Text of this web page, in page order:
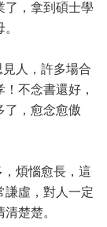
了，拿到碩士學
人，許多場合
不念書還好，
了，愈念愈傲
煩惱愈長，這
謙虛，對人一定
楚楚。